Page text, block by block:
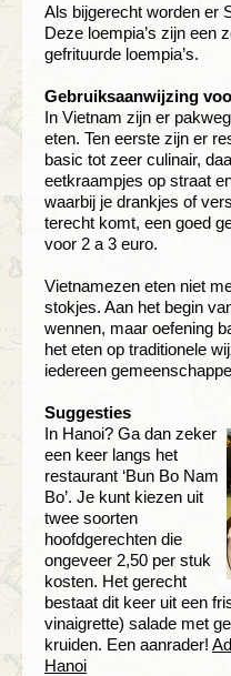
Als bijgerecht worden er
Deze loempia’s zijn een
gefrituurde loempia’s.
Gebruiksaanwijzing
In Vietnam zijn er
eten. Ten eerste zijn er
basic tot zeer culinair,
eetkraampjes op straat
waarbij je drankjes of
terecht komt, een goed
voor 2 a 3 euro.
Vietnamezen eten niet
stokjes. Aan het begin
wennen, maar oefening
het eten op traditionele
iedereen
Suggesties
In Hanoi? Ga dan zeker
een keer langs het
restaurant ‘Bun Bo Nam
Bo’. Je kunt kiezen uit
twee soorten
hoofdgerechten die
ongeveer 2,50 per stuk
kosten. Het gerecht
bestaat dit keer uit een
vinaigrette) salade met
kruiden. Een aanrader!
Hanoi